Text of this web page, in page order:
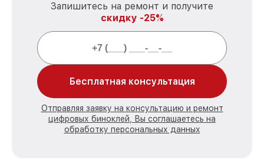
Запишитесь на ремонт и получите
скидку -25%
Бесплатная консультация
Отправляя заявку на консультацию и ремонт
цифровых биноклей, Вы соглашаетесь на
обработку персональных данных